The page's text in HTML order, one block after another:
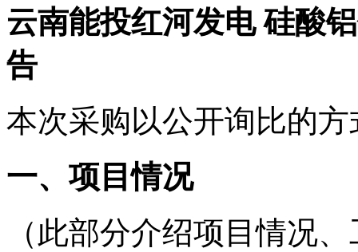
云南能投红河发电 硅酸
告
本次采购以公开询比的
一、项目情况
（此部分介绍项目情况